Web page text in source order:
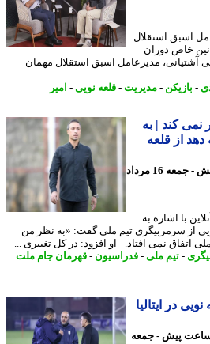
استقلال
خاص دوران
مدیرعامل اسبق استقلال مهمان
-مدیریت-قلعه نویی-امیر
کند | به
از قلعه
42 ساعت پیش - جمعه 16 مرداد
اشاره به
سرمربیگری تیم ملی گفت: «به نظر من
نمی افتاد. - او افزود: در کل تغییری ...
- تیم ملی -فدراسیون-قهرمان جام ملت
ایتالیا
پیش - جمعه